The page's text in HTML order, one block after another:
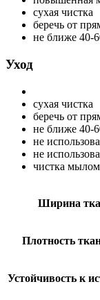
сухая чистка
беречь от
не ближе 40-
Уход
сухая чистка
беречь от
не ближе 40-
не
не
чистка
Ширина
Плотность
Устойчивость к